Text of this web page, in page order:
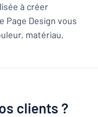
à créer
Page Design vous
matériau,
clients ?